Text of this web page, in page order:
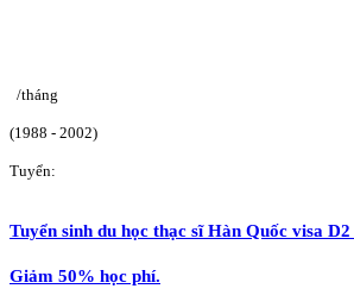
/tháng
(1988 - 2002)
Tuyển:
Tuyển sinh du học thạc sĩ Hàn Quốc visa
Giảm 50% học phí.